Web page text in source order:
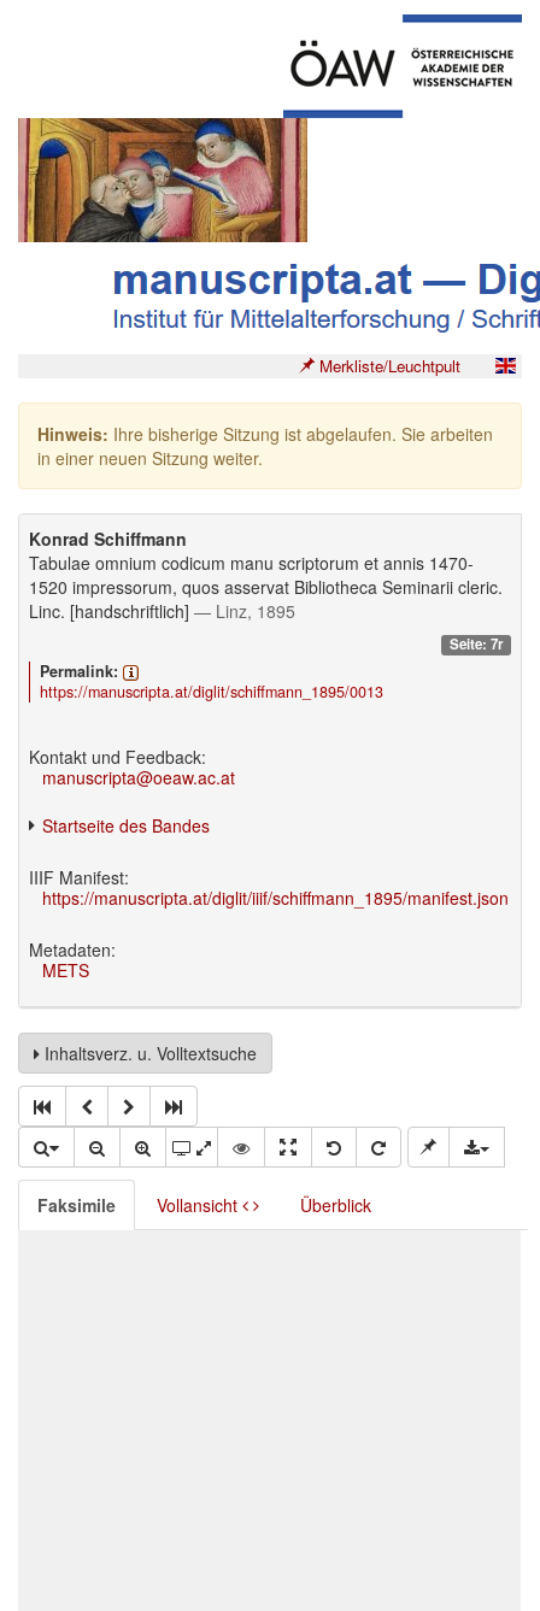
Merkliste/Leuchtpult
Hinweis: Ihre bisherige Sitzung ist abgelaufen. Sie arbeiten
in einer neuen Sitzung weiter.
Konrad Schiffmann
Tabulae omnium codicum manu scriptorum et annis 1470-
1520 impressorum, quos asservat Bibliotheca Seminarii cleric.
Linc. [handschriftlich] — Linz, 1895
Seite: 7r
Permalink:
https://manuscripta.at/diglit/schiffmann_1895/0013
Kontakt und Feedback:
manuscripta@oeaw.ac.at
Startseite des Bandes
IIIF Manifest:
https://manuscripta.at/diglit/iiif/schiffmann_1895/manifest.json
Metadaten:
METS
Inhaltsverz. u. Volltextsuche
Faksimile Vollansicht Überblick